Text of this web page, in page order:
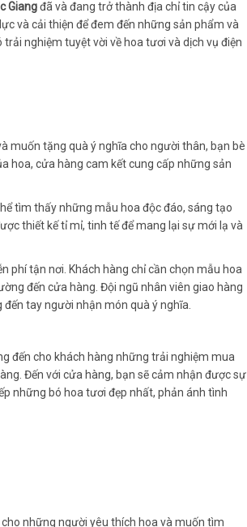
Giangđã và đang trở thành địa chỉ tin cậy của
và cải thiện để đem đến những sản phẩm và
nghiệm tuyệt vời về hoa tươi và dịch vụ điện
muốn tặng quà ý nghĩa cho người thân, bạn bè
hoa, cửa hàng cam kết cung cấp những sản
tìm thấy những mẫu hoa độc đáo, sáng tạo
thiết kế tỉ mỉ, tinh tế để mang lại sự mới lạ và
phí tận nơi. Khách hàng chỉ cần chọn mẫu hoa
đến cửa hàng. Đội ngũ nhân viên giao hàng
tay người nhận món quà ý nghĩa.
đến cho khách hàng những trải nghiệm mua
Đến với cửa hàng, bạn sẽ cảm nhận được sự
những bó hoa tươi đẹp nhất, phản ánh tình
những người yêu thích hoa và muốn tìm